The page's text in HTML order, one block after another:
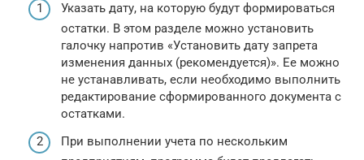
Указать дату, на которую будут формироваться
остатки. В этом разделе можно установить
галочку напротив «Установить дату запрета
изменения данных (рекомендуется)». Ее можно
не устанавливать, если необходимо выполнить
редактирование сформированного документа с
остатками.
При выполнении учета по нескольким